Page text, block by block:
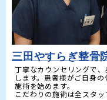
三田やすらぎ整骨
丁寧なカウンセリングで
します。患者様がご自身
施術を始めます。
こだわりの施術は全スタッ